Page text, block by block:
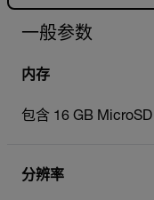
一般参数
内存
包含 16 GB
分辨率